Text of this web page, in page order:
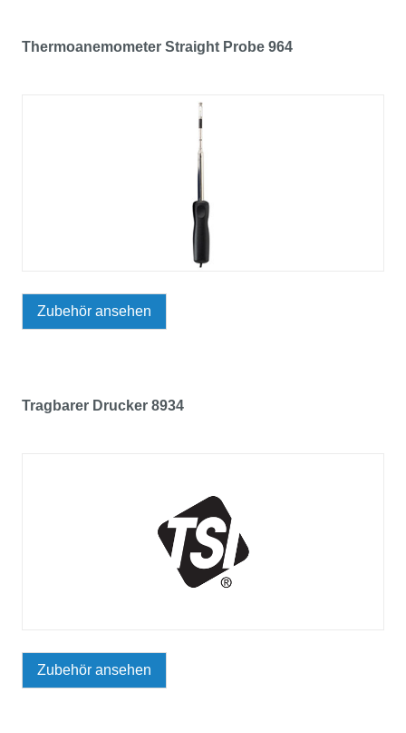
Thermoanemometer Straight Probe 964
Zubehör ansehen
Tragbarer Drucker 8934
Zubehör ansehen